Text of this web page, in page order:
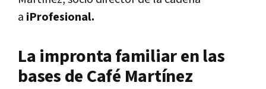
a iProfesional.
La impronta familiar en las
bases de Café Martínez